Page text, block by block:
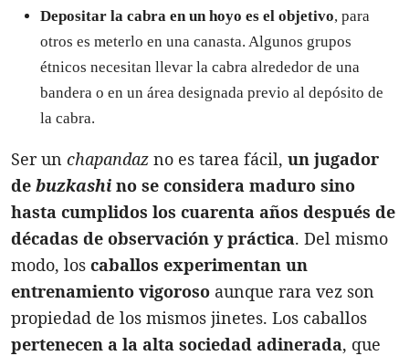
Depositar la cabra en un hoyo es el objetivo, para
otros es meterlo en una canasta. Algunos grupos
étnicos necesitan llevar la cabra alrededor de una
bandera o en un área designada previo al depósito de
la cabra.
Ser un chapandaz no es tarea fácil, un jugador
de buzkashi no se considera maduro sino
hasta cumplidos los cuarenta años después de
décadas de observación y práctica. Del mismo
modo, los caballos experimentan un
entrenamiento vigoroso aunque rara vez son
propiedad de los mismos jinetes. Los caballos
pertenecen a la alta sociedad adinerada, que